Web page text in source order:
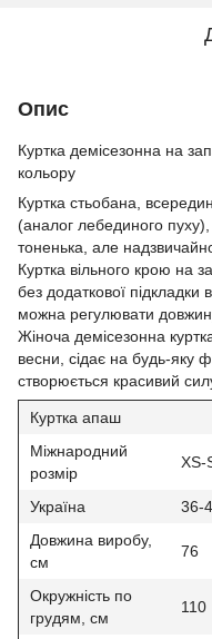
Опис
Куртка демісезонна на
кольору
Куртка стьобана,
(аналог лебединого
тоненька, але
Куртка вільного крою на
без додаткової підкладки
можна регулювати
Жіноча демісезонна
весни, сідає на будь-яку
створюється красивий
Куртка апаш
Міжнародний
розмір
XS-
Україна 36-
Довжина виробу,
см
76
Окружність по
грудям, см
110